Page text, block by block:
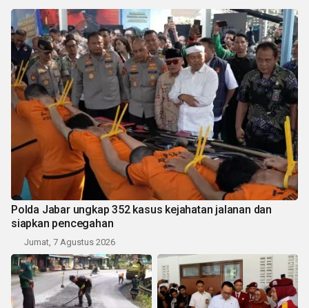
Polda Jabar ungkap 352 kasus kejahatan jalanan dan
siapkan pencegahan
Jumat, 7 Agustus 2026